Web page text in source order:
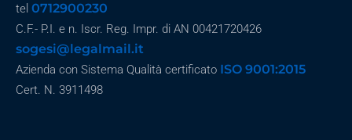
tel 0712900230
C.F.- P.I. e n. Iscr. Reg. Impr. di AN 00421720426
sogesi@legalmail.it
Azienda con Sistema Qualità certificato ISO 9001:2015
Cert. N. 3911498